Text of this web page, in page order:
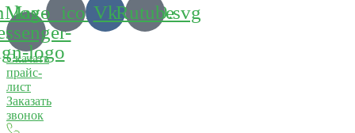
Max-
logo
VkRutube
Скачать
прайс-
лист
Заказать
звонок